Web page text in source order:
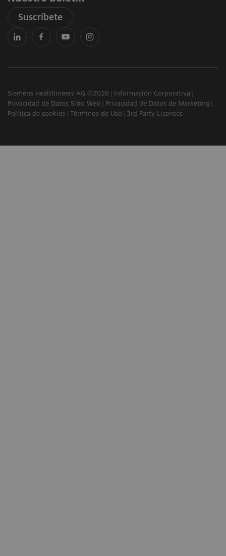
Suscríbete
Siemens Healthineers AG ©2026
Información Corporativa
Privacidad de Datos Sitio Web
Privacidad de Datos de Marketing
Política de cookies
Términos de Uso 3rd Party Licenses